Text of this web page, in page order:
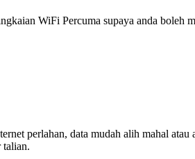
WiFi Percuma supaya anda boleh
perlahan, data mudah alih mahal
talian.